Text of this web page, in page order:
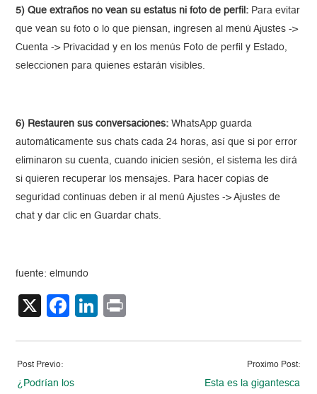
5) Que extraños no vean su estatus ni foto de perfil: Para evitar
que vean su foto o lo que piensan, ingresen al menú Ajustes ->
Cuenta -> Privacidad y en los menús Foto de perfil y Estado,
seleccionen para quienes estarán visibles.
6) Restauren sus conversaciones: WhatsApp guarda
automáticamente sus chats cada 24 horas, así que si por error
eliminaron su cuenta, cuando inicien sesión, el sistema les dirá
si quieren recuperar los mensajes. Para hacer copias de
seguridad continuas deben ir al menú Ajustes -> Ajustes de
chat y dar clic en Guardar chats.
fuente: elmundo
X Facebook
LinkedIn
Post Previo:
¿Podrían los
Proximo Post:
Esta es la gigantesca